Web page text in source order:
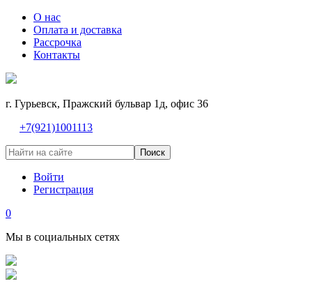
О нас
Оплата и доставка
Рассрочка
Контакты
г. Гурьевск, Пражский бульвар 1д, офис 36
+7(921)1001113
Поиск
Войти
Регистрация
0
Мы в социальных сетях